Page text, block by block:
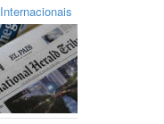
Internacionais